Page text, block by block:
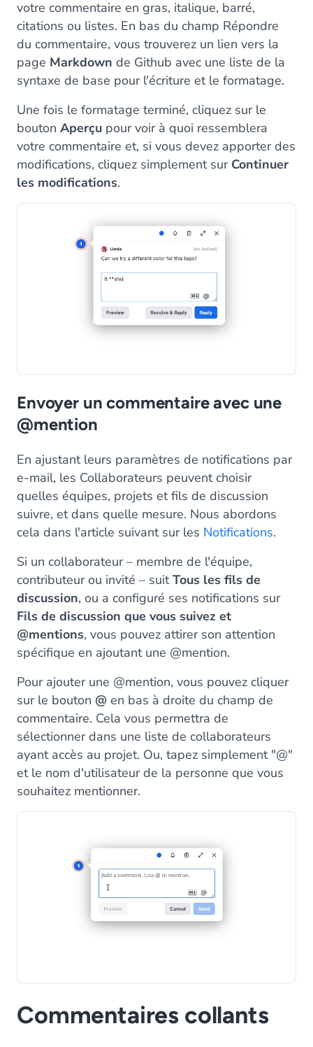
votre commentaire en gras, italique, barré,
citations ou listes. En bas du champ Répondre
du commentaire, vous trouverez un lien vers la
page Markdown de Github avec une liste de la
syntaxe de base pour l'écriture et le formatage.
Une fois le formatage terminé, cliquez sur le
bouton Aperçu pour voir à quoi ressemblera
votre commentaire et, si vous devez apporter des
modifications, cliquez simplement sur Continuer
les modifications.
Envoyer un commentaire avec une
@mention
En ajustant leurs paramètres de notifications par
e-mail, les Collaborateurs peuvent choisir
quelles équipes, projets et fils de discussion
suivre, et dans quelle mesure. Nous abordons
cela dans l'article suivant sur les Notifications.
Si un collaborateur – membre de l'équipe,
contributeur ou invité – suitTous les fils de
discussion, ou a configuré ses notifications sur
Fils de discussion que vous suivez et
@mentions, vous pouvez attirer son attention
spécifique en ajoutant une @mention.
Pour ajouter une @mention, vous pouvez cliquer
sur le bouton @ en bas à droite du champ de
commentaire. Cela vous permettra de
sélectionner dans une liste de collaborateurs
ayant accès au projet. Ou, tapez simplement "@"
et le nom d'utilisateur de la personne que vous
souhaitez mentionner.
Commentaires collants